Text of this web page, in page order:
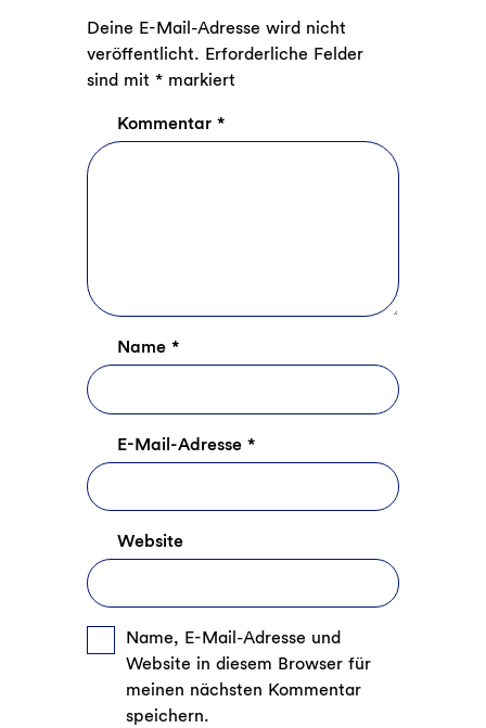
Deine E-Mail-Adresse wird nicht
veröffentlicht. Erforderliche Felder
sind mit *markiert
Kommentar *
Name *
E-Mail-Adresse *
Website
Name, E-Mail-Adresse und
Website in diesem Browser für
meinen nächsten Kommentar
speichern.